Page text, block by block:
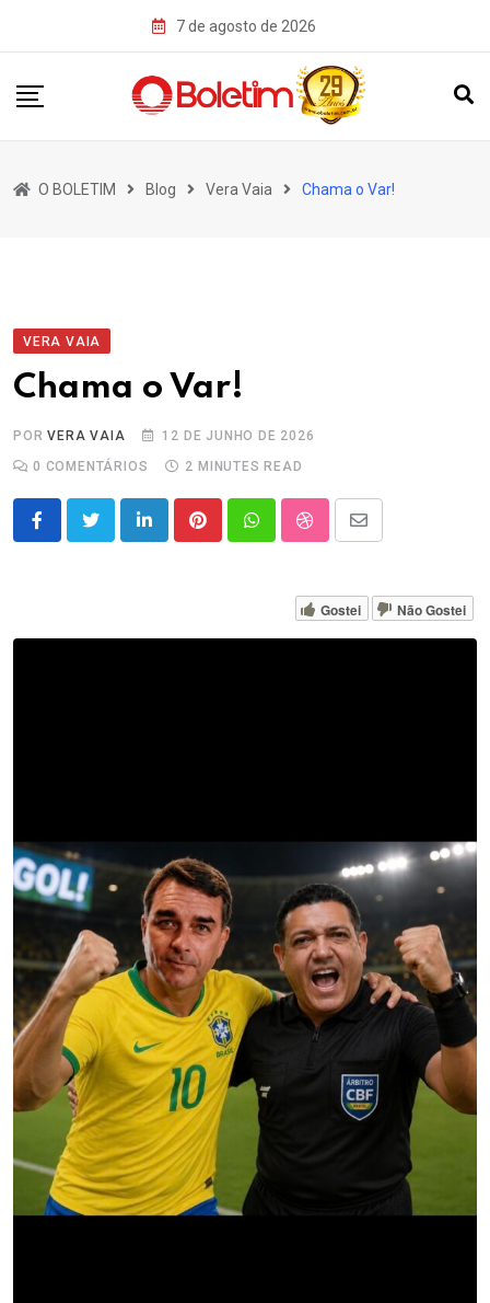
7 de agosto de 2026
O BOLETIM Blog Vera Vaia Chama o Var!
VERA VAIA
Chama o Var!
PORVERA VAIA
12 DE JUNHO DE 2026
0 COMENTÁRIOS 2 MINUTES READ
LinkedInPinterestWhatsappStumbleUpon
Share
Email
Gostei Não Gostei